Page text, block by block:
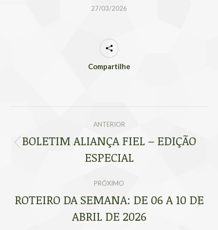
27/03/2026
Compartilhe
NAVEGAÇÃO
DE
ANTERIOR
Post
anterior:
BOLETIM ALIANÇA FIEL – EDIÇÃO
ESPECIAL
PRÓXIMO
Próximo
post:
ROTEIRO DA SEMANA: DE 06 A 10 DE
ABRIL DE 2026